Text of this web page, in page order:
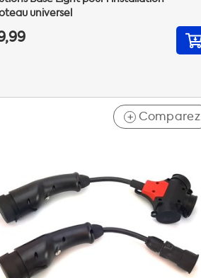
universel
+ Comparez